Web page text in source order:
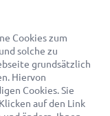
Rechtsanwalt finden
Cookies zum
solche zu
grundsätzlich
Hiervon
Cookies. Sie
auf den Link